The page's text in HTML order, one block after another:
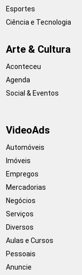
Esportes
Ciência e Tecnologia
Arte & Cultura
Aconteceu
Agenda
Social & Eventos
VideoAds
Automóveis
Imóveis
Empregos
Mercadorias
Negócios
Serviços
Diversos
Aulas e Cursos
Pessoais
Anuncie